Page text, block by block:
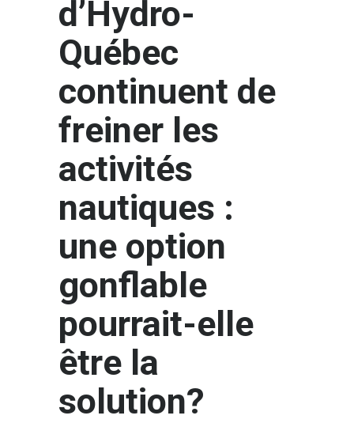
d’Hydro-
Québec
continuent de
freiner les
activités
nautiques :
une option
gonflable
pourrait-elle
être la
solution?